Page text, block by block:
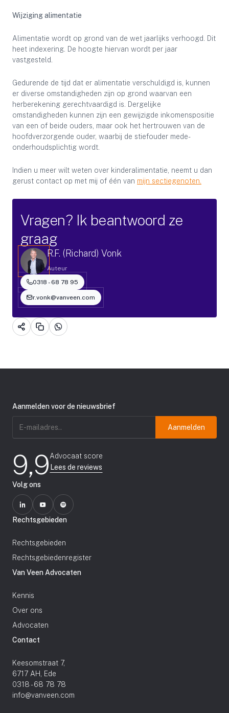
Wijziging alimentatie
Alimentatie wordt op grond van de wet jaarlijks verhoogd. Dit
heet indexering. De hoogte hiervan wordt per jaar
vastgesteld.
Gedurende de tijd dat er alimentatie verschuldigd is, kunnen
er diverse omstandigheden zijn op grond waarvan een
herberekening gerechtvaardigd is. Dergelijke
omstandigheden kunnen zijn een gewijzigde inkomenspositie
van een of beide ouders, maar ook het hertrouwen van de
hoofdverzorgende ouder, waarbij de stiefouder mede-
onderhoudsplichtig wordt.
Indien u meer wilt weten over kinderalimentatie, neemt u dan
gerust contact op met mij of één van mijn sectiegenoten.
Vragen? Ik beantwoord ze
graag
R.F. (Richard) Vonk
Auteur
0318 - 68 78 95
r.vonk@vanveen.com
Aanmelden voor de nieuwsbrief
9,9Advocaat score
Lees de reviews
Volg ons
Rechtsgebieden
Rechtsgebieden
Rechtsgebiedenregister
Van Veen Advocaten
Kennis
Over ons
Advocaten
Contact
Keesomstraat 7,
6717 AH, Ede
0318 - 68 78 78
info@vanveen.com